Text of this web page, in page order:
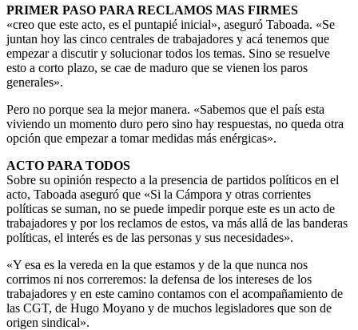
PRIMER PASO PARA RECLAMOS MAS FIRMES
«creo que este acto, es el puntapié inicial», aseguró Taboada. «Se
juntan hoy las cinco centrales de trabajadores y acá tenemos que
empezar a discutir y solucionar todos los temas. Sino se resuelve
esto a corto plazo, se cae de maduro que se vienen los paros
generales».
Pero no porque sea la mejor manera. «Sabemos que el país esta
viviendo un momento duro pero sino hay respuestas, no queda otra
opción que empezar a tomar medidas más enérgicas».
ACTO PARA TODOS
Sobre su opinión respecto a la presencia de partidos políticos en el
acto, Taboada aseguró que «Si la Cámpora y otras corrientes
políticas se suman, no se puede impedir porque este es un acto de
trabajadores y por los reclamos de estos, va más allá de las banderas
políticas, el interés es de las personas y sus necesidades».
«Y esa es la vereda en la que estamos y de la que nunca nos
corrimos ni nos correremos: la defensa de los intereses de los
trabajadores y en este camino contamos con el acompañamiento de
las CGT, de Hugo Moyano y de muchos legisladores que son de
origen sindical».